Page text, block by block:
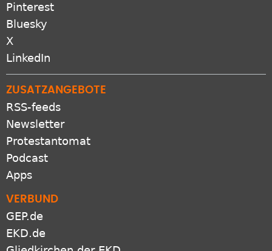
Pinterest
Bluesky
X
LinkedIn
ZUSATZANGEBOTE
RSS-feeds
Newsletter
Protestantomat
Podcast
Apps
VERBUND
GEP.de
EKD.de